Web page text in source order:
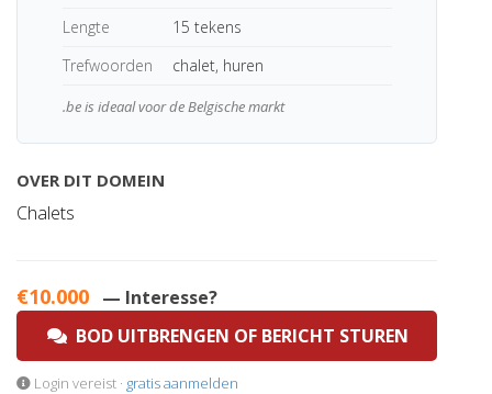
Lengte
15 tekens
Trefwoorden
chalet, huren
.be is ideaal voor de Belgische markt
OVER DIT DOMEIN
Chalets
€10.000 — Interesse?
BOD UITBRENGEN OF BERICHT STUREN
Login vereist · gratis aanmelden